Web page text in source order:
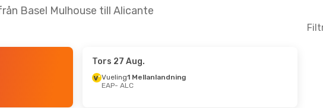
Basel Mulhouse till Alicante
Tors 27 Aug.
Vueling1 Mellanlandning
EAP- ALC